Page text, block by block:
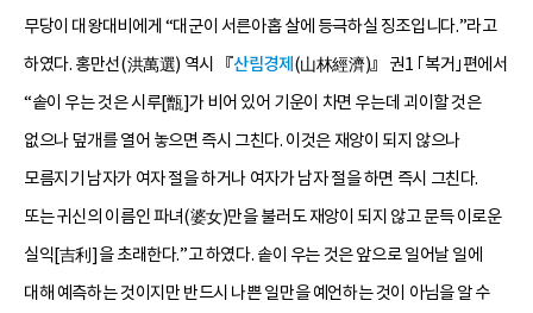
무당이 대왕대비에게 “대군이 서른아홉 살에 등극하실 징조입니다.”라고
하였다. 홍만선(洪萬選) 역시 『산림경제 (山林經濟)』 권1 ｢복거｣편에서
“솥이 우는 것은 시루[甑]가 비어 있어 기운이 차면 우는데 괴이할 것은
없으나 덮개를 열어 놓으면 즉시 그친다. 이것은 재앙이 되지 않으나
모름지기 남자가 여자 절을 하거나 여자가 남자 절을 하면 즉시 그친다.
또는 귀신의 이름인 파녀(婆女)만을 불러도 재앙이 되지 않고 문득 이로운
실익[吉利]을 초래한다.”고 하였다. 솥이 우는 것은 앞으로 일어날 일에
대해 예측하는 것이지만 반드시 나쁜 일만을 예언하는 것이 아님을 알 수